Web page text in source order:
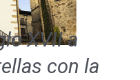
XVII a
con la